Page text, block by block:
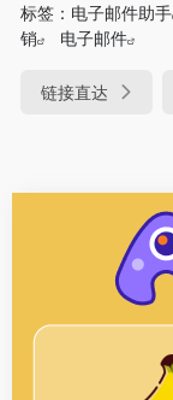
标签： 电子邮件助手
销
电子邮件
链接直达